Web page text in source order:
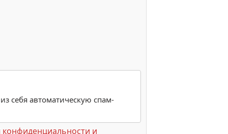
себя автоматическую спам-
и